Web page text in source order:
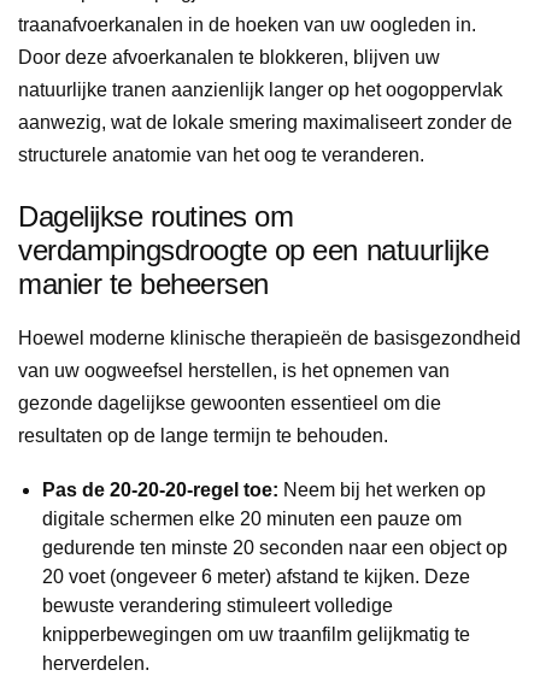
traanafvoerkanalen in de hoeken van uw oogleden in.
Door deze afvoerkanalen te blokkeren, blijven uw
natuurlijke tranen aanzienlijk langer op het oogoppervlak
aanwezig, wat de lokale smering maximaliseert zonder de
structurele anatomie van het oog te veranderen.
Dagelijkse routines om
verdampingsdroogte op een natuurlijke
manier te beheersen
Hoewel moderne klinische therapieën de basisgezondheid
van uw oogweefsel herstellen, is het opnemen van
gezonde dagelijkse gewoonten essentieel om die
resultaten op de lange termijn te behouden.
Pas de 20-20-20-regel toe: Neem bij het werken op
digitale schermen elke 20 minuten een pauze om
gedurende ten minste 20 seconden naar een object op
20 voet (ongeveer 6 meter) afstand te kijken. Deze
bewuste verandering stimuleert volledige
knipperbewegingen om uw traanfilm gelijkmatig te
herverdelen.